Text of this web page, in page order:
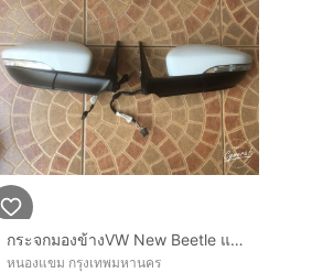
กระจกมองข้างVW New Beetle แท้มือสองจากญี่ปุ่น
หนองแขม กรุงเทพมหานคร